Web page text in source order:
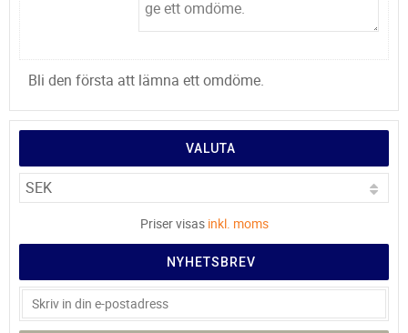
Bli den första att lämna ett omdöme.
VALUTA
Priser visas inkl. moms
NYHETSBREV